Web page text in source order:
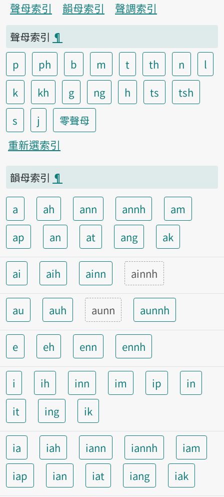
聲母索引
韻母索引
聲調索引
聲母索引 ¶
p
ph b m t th n
l
k
kh g ng h ts
tsh
s
j
零聲母
重新選索引
韻母索引 ¶
a ah ann annh
am
ap
an at ang ak
ai aih ainn ainnh
au auh aunn aunnh
e eh enn ennh
i ih inn im ip
in
it
ing ik
ia iah iann iannh
iam
iap
ian iat iang iak